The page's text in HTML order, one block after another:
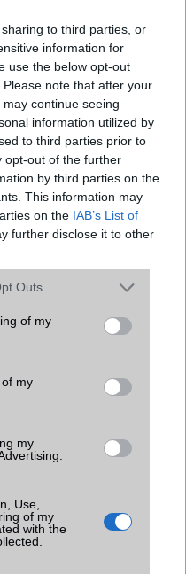
to third parties, or
information for
use the below opt-out
note that after your
continue seeing
information utilized by
to third parties prior to
opt-out of the further
by third parties on the
This information may
on the IAB’s List of
further disclose it to other
one or more Google
You may click to
its third-party tags to
in below Google
Outs
of my
my
my
Use,
of my
with the
valaki nemtudj ah mennyi
máár?
szép képeket csinálni...
rosszakat sem... ott a
képeket akar valaki :P